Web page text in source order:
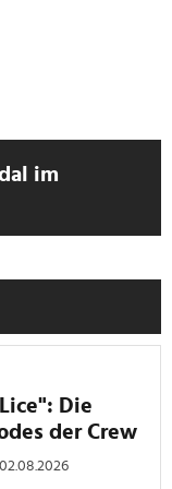
im
Die
der Crew
| 02.08.2026